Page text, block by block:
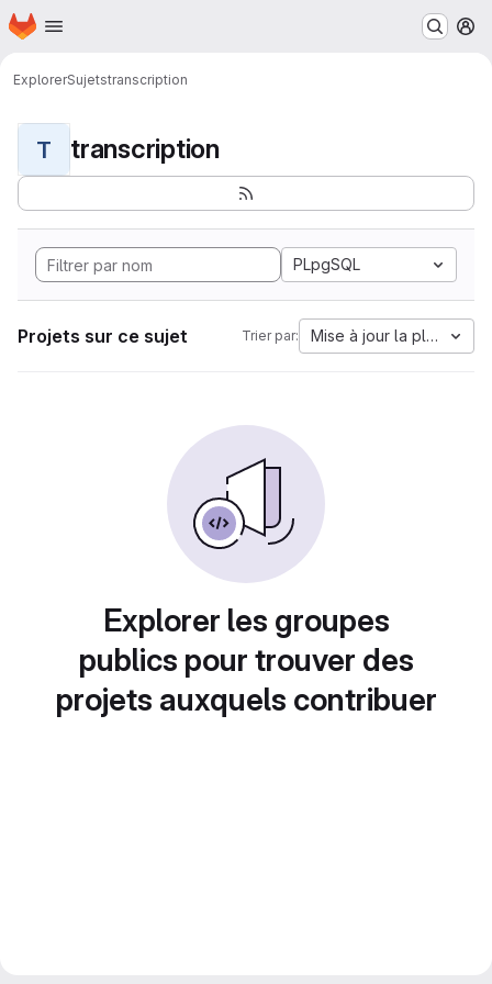
Passer au contenu principal
Page d'accueil
ExplorerSujetstranscription
T transcription
PLpgSQL
Projets sur ce sujet Trier par: Mise à jour la plus
Explorer les groupes
publics pour trouver des
projets auxquels contribuer